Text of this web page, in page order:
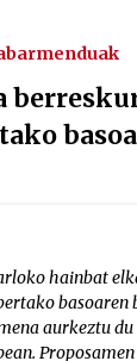
hainbat
basoaren
aurkeztu